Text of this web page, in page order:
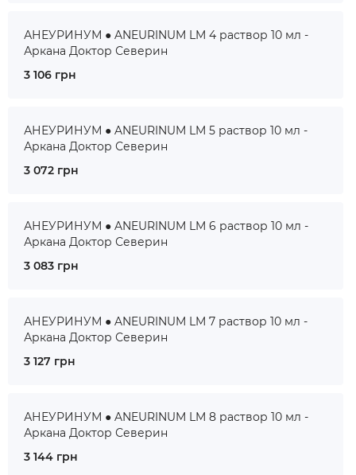
АНЕУРИНУМ ● ANEURINUM LM 4 раствор 10 мл -
Аркана Доктор Северин
3 106 грн
АНЕУРИНУМ ● ANEURINUM LM 5 раствор 10 мл -
Аркана Доктор Северин
3 072 грн
АНЕУРИНУМ ● ANEURINUM LM 6 раствор 10 мл -
Аркана Доктор Северин
3 083 грн
АНЕУРИНУМ ● ANEURINUM LM 7 раствор 10 мл -
Аркана Доктор Северин
3 127 грн
АНЕУРИНУМ ● ANEURINUM LM 8 раствор 10 мл -
Аркана Доктор Северин
3 144 грн